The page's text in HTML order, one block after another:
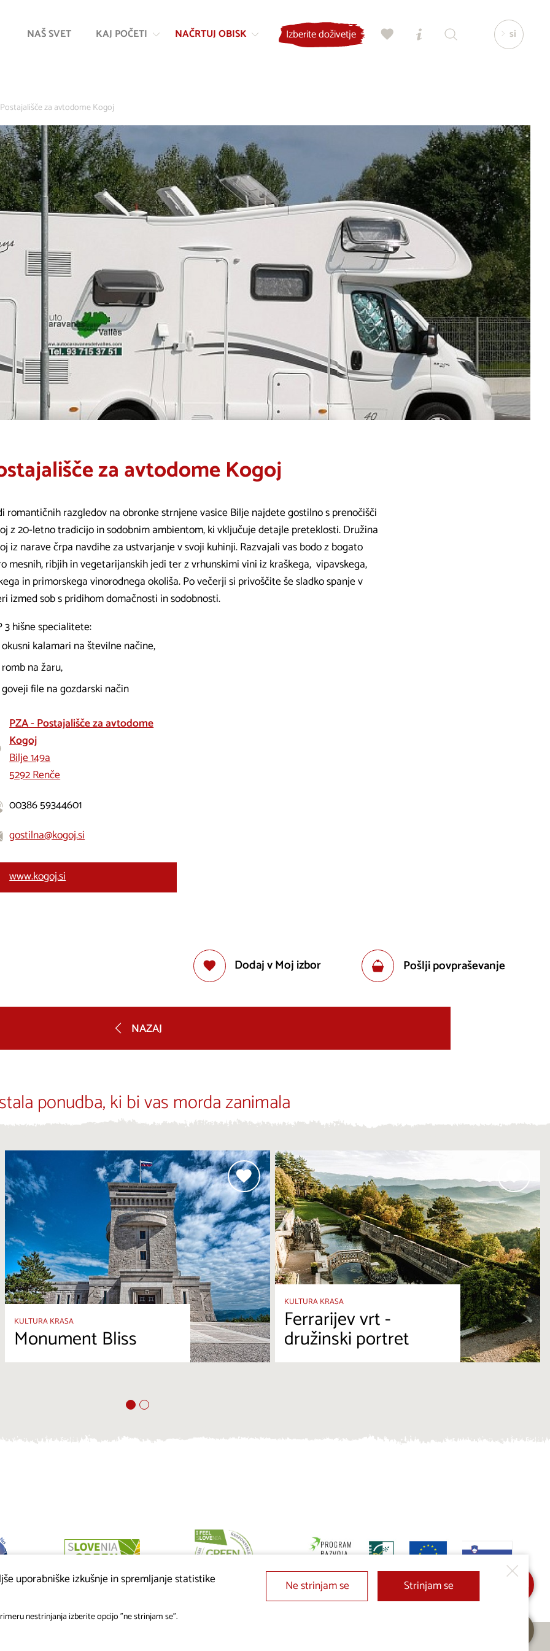
vsebino
NAŠ SVET KAJ POČETI NAČRTUJ OBISK Izberite doživetje si
Postajališče za avtodome Kogoj
za avtodome Kogoj
romantičnih razgledov na obronke strnjene vasice Bilje najdete gostilno s prenočišči
z 20-letno tradicijo in sodobnim ambientom, ki vključuje detajle preteklosti. Družina
iz narave črpa navdihe za ustvarjanje v svoji kuhinji. Razvajali vas bodo z bogato
mesnih, ribjih in vegetarijanskih jedi ter z vrhunskimi vini iz kraškega, vipavskega,
in primorskega vinorodnega okoliša. Po večerji si privoščite še sladko spanje v
izmed sob s pridihom domačnosti in sodobnosti.
3 hišne specialitete:
okusni kalamari na številne načine,
romb na žaru,
goveji file na gozdarski način
PZA - Postajališče za avtodome
Kogoj
Bilje 149a
5292 Renče
00386 59344601
gostilna@kogoj.si
www.kogoj.si
Dodaj v Moj izbor Pošlji povpraševanje
NAZAJ
ponudba, ki bi vas morda zanimala
KULTURA KRASA
Monument Bliss
KULTURA KRASA
Ferrarijev vrt -
družinski portret
uporabniške izkušnje in spremljanje statistike
nestrinjanja izberite opcijo "ne strinjam se".
Ne strinjam se Strinjam se